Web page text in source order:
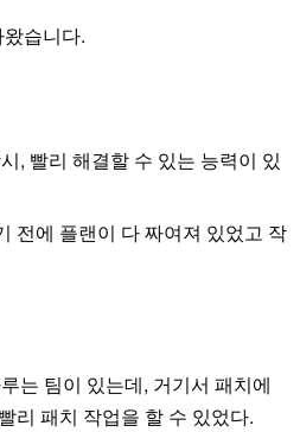
습니다.
, 빨리 해결할 수 있는 능력이 있
전에 플랜이 다 짜여져 있었고 작
는 팀이 있는데, 거기서 패치에
리 패치 작업을 할 수 있었다.